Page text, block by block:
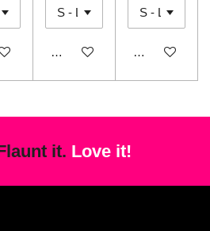
In winkelwagen In
it. Love it!